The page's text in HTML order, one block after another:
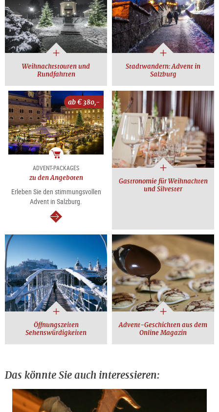
Weihnachtstouren und
Rundfahrten
Stadtwandern: Advent in
Salzburg
ab €380,-
Package
ADVENT-PACKAGES
zu den Angeboten
Erleben Sie den stimmungsvollen
Advent in Salzburg.
weiter
Gastronomie für Weihnachten
und Silvester
Öffnungszeiten
Sehenswürdigkeiten
Advent-Geschichten aus dem
Online Magazin
Das könnte Sie auch interessieren: